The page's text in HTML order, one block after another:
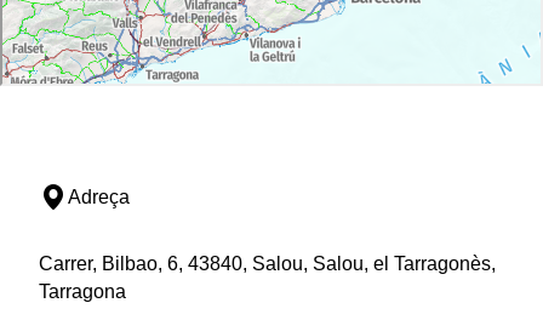
Adreça
Carrer, Bilbao, 6, 43840, Salou, Salou, el Tarragonès,
Tarragona